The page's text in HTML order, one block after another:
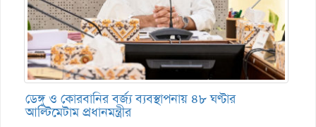
ডেঙ্গু ও কোরবানির বর্জ্য ব্যবস্থাপনায় ৪৮ ঘণ্টার
আল্টিমেটাম প্রধানমন্ত্রীর